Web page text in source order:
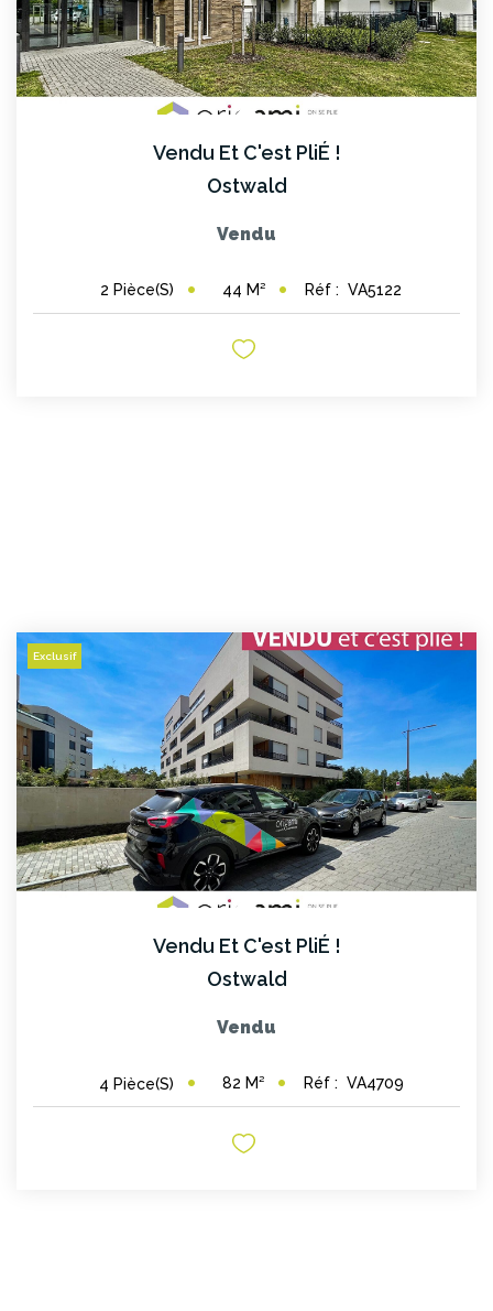
Vendu Et C'est PliÉ !
Ostwald
Vendu
2 Pièce(s) 44 M² Réf : VA5122
Exclusif
Vendu Et C'est PliÉ !
Ostwald
Vendu
4 Pièce(s) 82 M² Réf : VA4709